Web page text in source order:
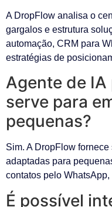
A DropFlow analisa o
gargalos e estrutura
automação, CRM para
estratégias de
Agente de
serve para
pequenas?
Sim. A DropFlow
adaptadas para
contatos pelo
É possível